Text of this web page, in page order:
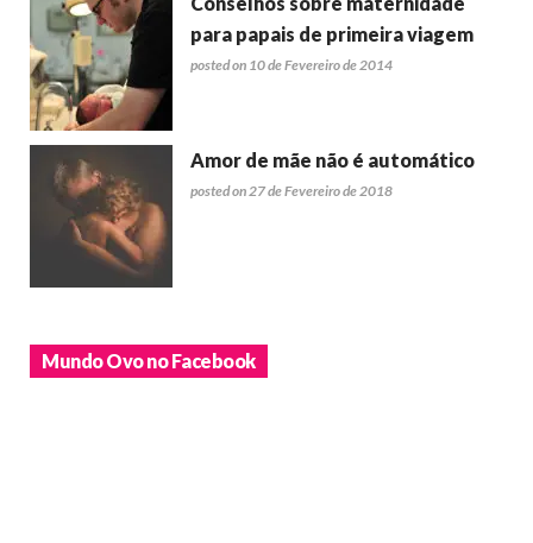
para papais de primeira viagem
posted on 10 de Fevereiro de 2014
Amor de mãe não é automático
posted on 27 de Fevereiro de 2018
Mundo Ovo no Facebook